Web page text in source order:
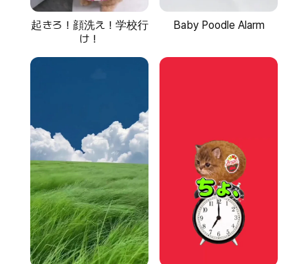
起きろ！顔洗え！学校行
け！
Baby Poodle Alarm